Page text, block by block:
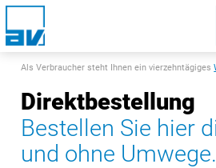
Als Verbraucher steht Ihnen ein vierzehntägiges
Direktbestellung
Bestellen Sie hier
und ohne Umwege.